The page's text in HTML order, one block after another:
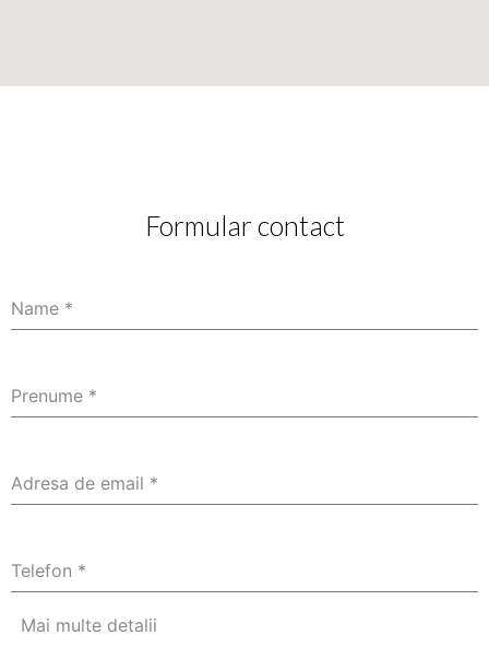
Formular contact
Name *
Prenume *
Adresa de email *
Telefon *